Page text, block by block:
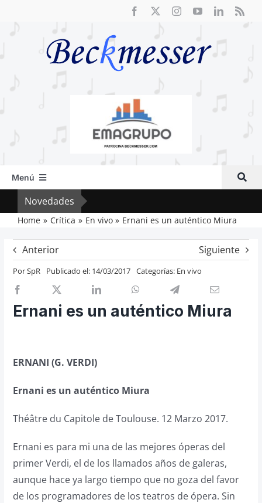
Menú
Inicio
Actual
Artículos
Previos de ópera
Entrevistas
Recomendación
Novedades
Home Crítica En vivo Ernani es un auténtico Miura
Anterior Siguiente
PorSpR Publicado el: 14/03/2017 Categorías: En vivo
Ernani es un auténtico Miura
ERNANI (G. VERDI)
Ernani es un auténtico Miura
Théâtre du Capitole de Toulouse. 12 Marzo 2017.
Ernani es para mi una de las mejores óperas del
primer Verdi, el de los llamados años de galeras,
aunque hace ya largo tiempo que no goza del favor
de los programadores de los teatros de ópera. Sin